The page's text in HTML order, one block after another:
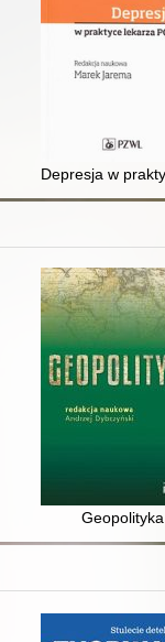
Depresja w
dedykowana
świata Geopolityka